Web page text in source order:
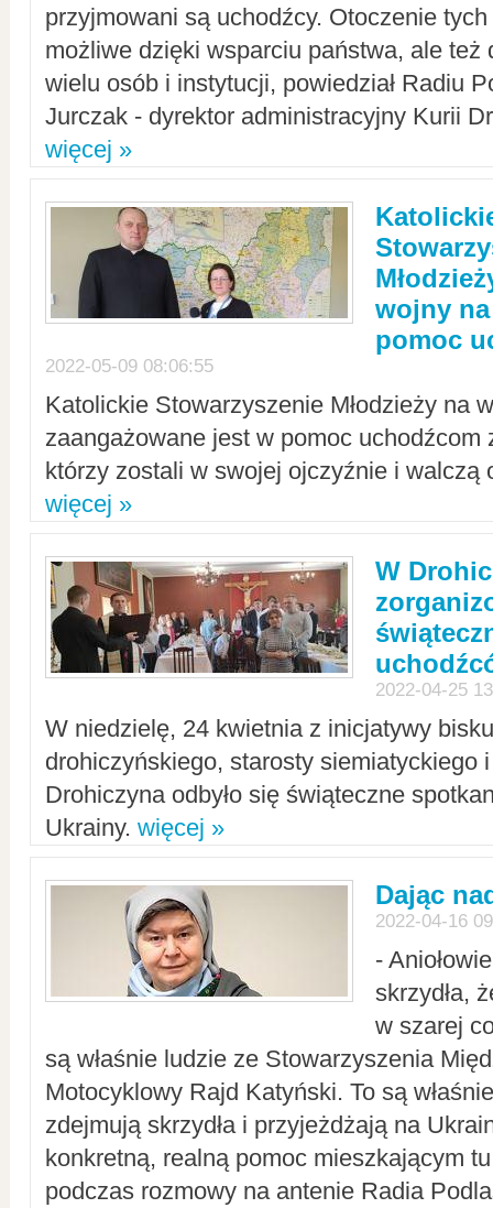
przyjmowani są uchodźcy. Otoczenie
możliwe dzięki wsparciu państwa, ale też
wielu osób i instytucji, powiedział Radiu
Jurczak - dyrektor administracyjny Kurii
więcej »
wojny
pomoc
2022-05-09 08:06:55
Katolickie Stowarzyszenie Młodzieży na
zaangażowane jest w pomoc uchodźcom
którzy zostali w swojej ojczyźnie i walczą
więcej »
W
2022-04-25
W niedzielę, 24 kwietnia z inicjatywy
drohiczyńskiego, starosty siemiatyckiego
Drohiczyna odbyło się świąteczne
Ukrainy. więcej »
Dając
2022-04-16
-
skrzydła,
w szarej
są właśnie ludzie ze Stowarzyszenia
Motocyklowy Rajd Katyński. To są
zdejmują skrzydła i przyjeżdżają na
konkretną, realną pomoc mieszkającym
podczas rozmowy na antenie Radia